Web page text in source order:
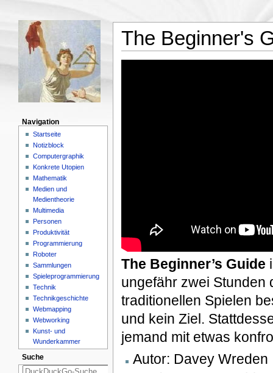
The Beginner's
The Beginner’s Guide
ungefähr zwei Stunden
traditionellen Spielen
und kein Ziel.
jemand mit etwas
Autor: Davey Wreden
Navigation
Startseite
Notizblock
Computergraphik
Konkrete Utopien
Mathematik
Medien und
Medientheorie
Multimedia
Personen
Produktivität
Programmierung
Roboter
Sammlungen
Spieleprogrammierung
Technik
Technikgeschichte
Webmapping
Webworking
Kunst- und
Wunderkammer
Suche